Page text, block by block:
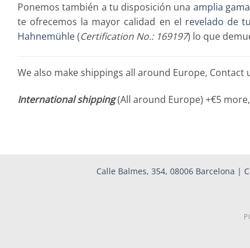
Ponemos también a tu disposición una amplia
te ofrecemos la mayor calidad en el revelado de
Hahnemühle(Certification No.: 169197) lo que
We also make shippings all around Europe,
International shipping(All around Europe) +€5
Calle Balmes, 354, 08006 Barcelona |